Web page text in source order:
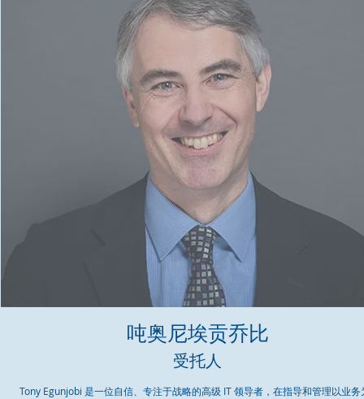
吨奥尼埃贡乔比
受托人
Tony Egunjobi 是一位自信、专注于战略的高级 IT 领导者，在指导和管理以业务